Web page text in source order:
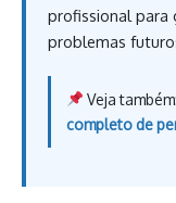
profissional para
problemas
Veja também:
completo de